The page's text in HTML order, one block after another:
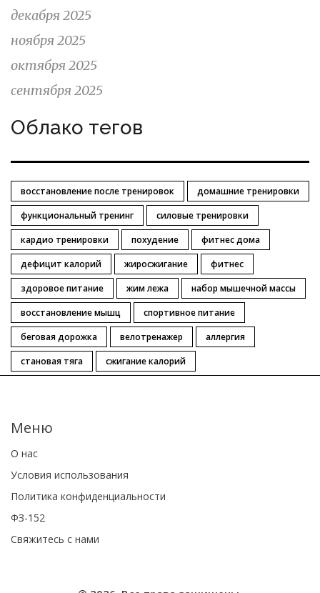
декабря 2025
ноября 2025
октября 2025
сентября 2025
Облако тегов
восстановление после тренировок
домашние тренировки
функциональный тренинг
силовые тренировки
кардио тренировки
похудение
фитнес дома
дефицит калорий
жиросжигание
фитнес
здоровое питание
жим лежа
набор мышечной массы
восстановление мышц
спортивное питание
беговая дорожка
велотренажер
аллергия
становая тяга
сжигание калорий
Меню
О нас
Условия использования
Политика конфиденциальности
ФЗ-152
Свяжитесь с нами